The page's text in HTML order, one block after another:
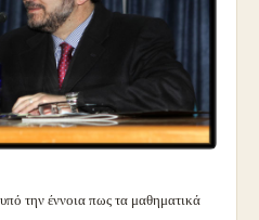
την έννοια πως τα μαθηματικά